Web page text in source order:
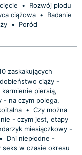
•
Rozwój płodu
ciążowa •
Badanie
•
Poród
zaskakujących
ciąży -
piersią,
- na czym polega,
• Czy można
- czym jest, etapy
miesiączkowy -
•
Dni niepłodne -
seks w czasie okresu